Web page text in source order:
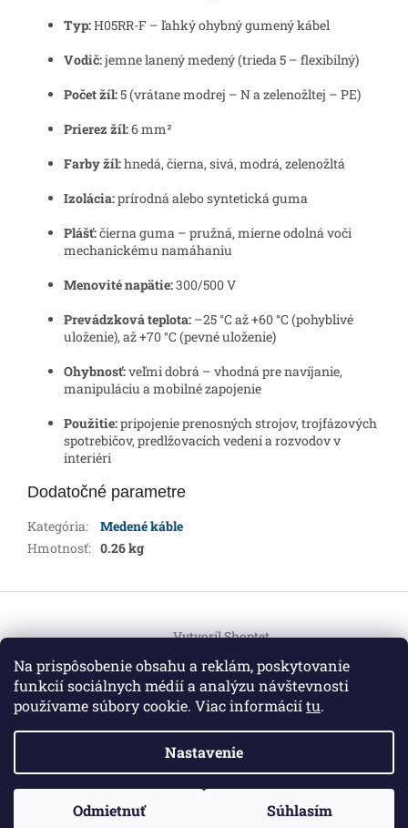
Na prispôsobenie obsahu a reklám, poskytovanie
funkcií sociálnych médií a analýzu návštevnosti
používame súbory cookie. Viac informáciítu.
Nastavenie
Odmietnuť Súhlasím
ZO ZDRAVOTNÝCH DÔVODOV BUDÚ VAŠE OBJEDNÁVKY
Typ:H05RR-F – ľahký ohybný gumený kábel
Vodič:jemne lanený medený (trieda 5 – flexibilný)
Počet žíl:5 (vrátane modrej – N a zelenožltej – PE)
Prierez žíl:6 mm²
Farby žíl:hnedá, čierna, sivá, modrá, zelenožltá
Izolácia:prírodná alebo syntetická guma
Plášť:čierna guma – pružná, mierne odolná voči
mechanickému namáhaniu
Menovité napätie:300/500 V
Prevádzková teplota: –25 °C až +60 °C (pohyblivé
uloženie), až +70 °C (pevné uloženie)
Ohybnosť:veľmi dobrá – vhodná pre navíjanie,
manipuláciu a mobilné zapojenie
Použitie:pripojenie prenosných strojov, trojfázových
spotrebičov, predlžovacích vedení a rozvodov v
interiéri
Dodatočné parametre
Kategória:
Medené káble
Hmotnosť: 0.26 kg
p
Vytvoril Shoptet
Copyright 2026HEMI Elektro. Všetky práva vyhradené.
Upraviť nastavenie cookies
Informácie pre vás
|Certifikáty| Kontakt|Obchodné